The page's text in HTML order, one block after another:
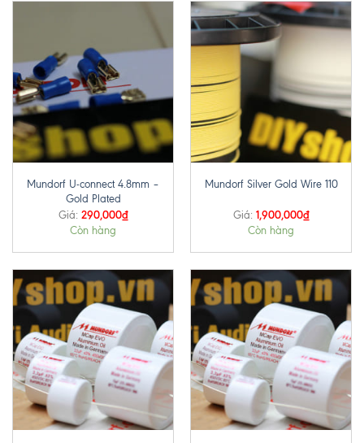
Mundorf U-connect 4.8mm –
Gold Plated
Giá: 290,000₫
Còn hàng
Mundorf Silver Gold Wire 110
Giá: 1,900,000₫
Còn hàng